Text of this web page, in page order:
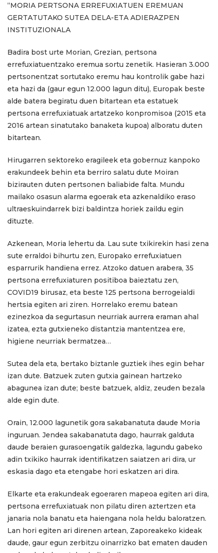
“MORIA PERTSONA ERREFUXIATUEN EREMUAN
GERTATUTAKO SUTEA DELA-ETA ADIERAZPEN
INSTITUZIONALA
Badira bost urte Morian, Grezian, pertsona
errefuxiatuentzako eremua sortu zenetik. Hasieran 3.000
pertsonentzat sortutako eremu hau kontrolik gabe hazi
eta hazi da (gaur egun 12.000 lagun ditu), Europak beste
alde batera begiratu duen bitartean eta estatuek
pertsona errefuxiatuak artatzeko konpromisoa (2015 eta
2016 artean sinatutako banaketa kupoa) alboratu duten
bitartean.
Hirugarren sektoreko eragileek eta gobernuz kanpoko
erakundeek behin eta berriro salatu dute Moiran
bizirauten duten pertsonen baliabide falta. Mundu
mailako osasun alarma egoerak eta azkenaldiko eraso
ultraeskuindarrek bizi baldintza horiek zaildu egin
dituzte.
Azkenean, Moria lehertu da. Lau sute txikirekin hasi zena
sute erraldoi bihurtu zen, Europako errefuxiatuen
esparrurik handiena errez. Atzoko datuen arabera, 35
pertsona errefuxiaturen positiboa baieztatu zen,
COVID19 birusaz, eta beste 125 pertsona berrogeialdi
hertsia egiten ari ziren. Horrelako eremu batean
ezinezkoa da segurtasun neurriak aurrera eraman ahal
izatea, ezta gutxieneko distantzia mantentzea ere,
higiene neurriak bermatzea…
Sutea dela eta, bertako biztanle guztiek ihes egin behar
izan dute. Batzuek zuten gutxia gainean hartzeko
abagunea izan dute; beste batzuek, aldiz, zeuden bezala
alde egin dute.
Orain, 12.000 lagunetik gora sakabanatuta daude Moria
inguruan. Jendea sakabanatuta dago, haurrak galduta
daude beraien gurasoengatik galdezka, lagundu gabeko
adin txikiko haurrak identifikatzen saiatzen ari dira, ur
eskasia dago eta etengabe hori eskatzen ari dira.
Elkarte eta erakundeak egoeraren mapeoa egiten ari dira,
pertsona errefuxiatuak non pilatu diren aztertzen eta
janaria nola banatu eta haiengana nola heldu baloratzen.
Lan hori egiten ari direnen artean, Zaporeakeko kideak
daude, gaur egun zerbitzu oinarrizko bat ematen dauden